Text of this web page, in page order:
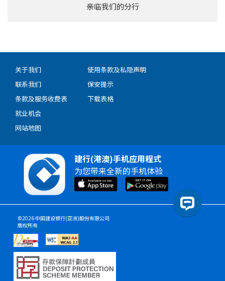
亲临我们的分行
关于我们
联系我们
条款及服务收费表
就业机会
网站地图
使用条款及私隐声明
保安提示
下载表格
建行(港澳)手机应用程式
为您带来全新的手机体验
©2026 中国建设银行(亚洲)股份有限公司
版权所有